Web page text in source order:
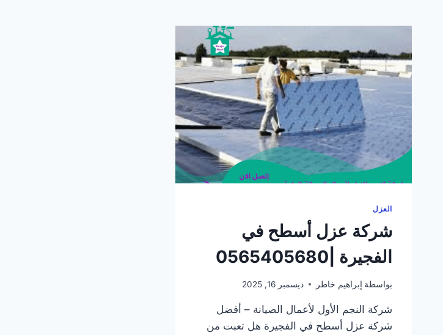
العزل
شركة عزل أسطح في
الفجيرة |0565405680
بواسطة إبراهيم خاطر ديسمبر 16, 2025
شركة النجم الأول لأعمال الصيانة – أفضل
شركة عزل أسطح في الفجيرة هل تعبت من